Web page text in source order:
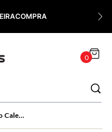
0
Relógio Masculino Calendário Lupa Silicone Preto